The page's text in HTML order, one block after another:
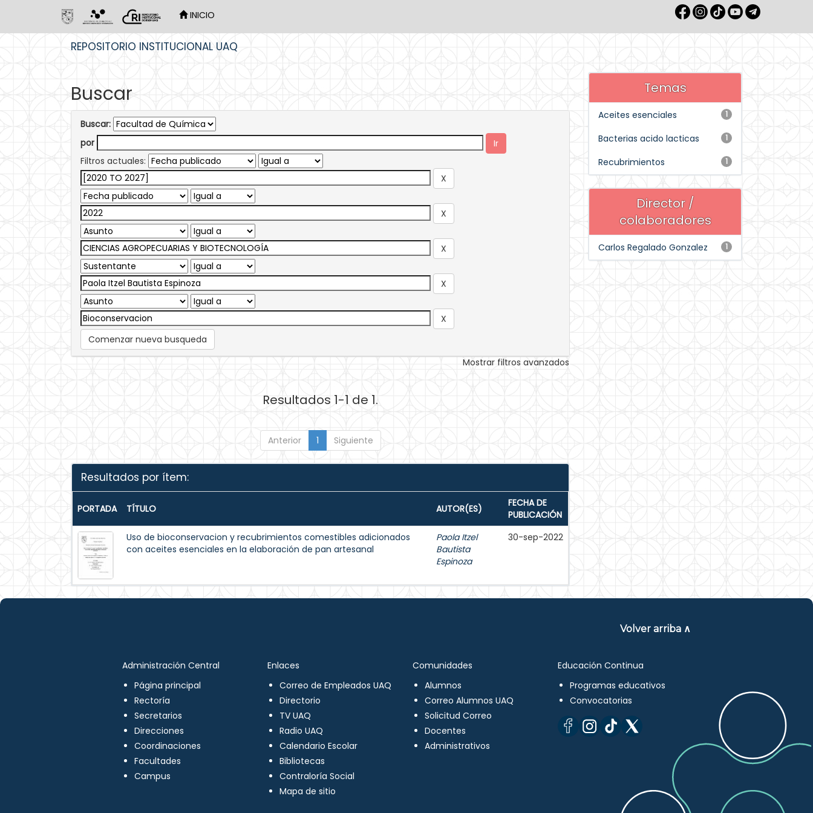
INICIO
REPOSITORIO INSTITUCIONAL UAQ
Buscar
Buscar:
por
Filtros actuales:
Comenzar nueva busqueda
Mostrar filtros avanzados
Resultados 1-1 de 1.
Anterior 1 Siguiente
Resultados por ítem:
PORTADA TÍTULO AUTOR(ES)
FECHA DE
PUBLICACIÓN
Uso de bioconservacion y recubrimientos comestibles adicionados
con aceites esenciales en la elaboración de pan artesanal
Paola Itzel
Bautista
Espinoza
30-sep-2022
Temas
1
Aceites esenciales
1
Bacterias acido lacticas
1
Recubrimientos
Director /
colaboradores
1
Carlos Regalado Gonzalez
Volver arriba ∧
Administración Central
Página principal
Rectoría
Secretarios
Direcciones
Coordinaciones
Facultades
Campus
Enlaces
Correo de Empleados UAQ
Directorio
TV UAQ
Radio UAQ
Calendario Escolar
Bibliotecas
Contraloría Social
Mapa de sitio
Comunidades
Alumnos
Correo Alumnos UAQ
Solicitud Correo
Docentes
Administrativos
Educación Continua
Programas educativos
Convocatorias